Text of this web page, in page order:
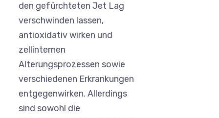
den gefürchteten Jet Lag
verschwinden lassen,
antioxidativ wirken und
zellinternen
Alterungsprozessen sowie
verschiedenen Erkrankungen
entgegenwirken. Allerdings
sind sowohl die